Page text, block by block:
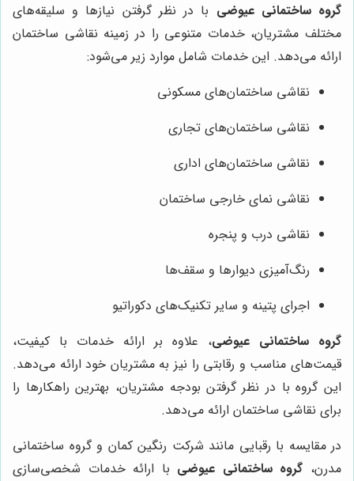
گروه ساختمانی عیوضی با در نظر گرفتن نیازها و سلیقه‌های
مختلف مشتریان، خدمات متنوعی را در زمینه نقاشی ساختمان
ارائه می‌دهد. این خدمات شامل موارد زیر می‌شود:
نقاشی ساختمان‌های مسکونی
نقاشی ساختمان‌های تجاری
نقاشی ساختمان‌های اداری
نقاشی نمای خارجی ساختمان
نقاشی درب و پنجره
رنگ‌آمیزی دیوارها و سقف‌ها
اجرای پتینه و سایر تکنیک‌های دکوراتیو
گروه ساختمانی عیوضی، علاوه بر ارائه خدمات با کیفیت،
قیمت‌های مناسب و رقابتی را نیز به مشتریان خود ارائه می‌دهد.
این گروه با در نظر گرفتن بودجه مشتریان، بهترین راهکارها را
برای نقاشی ساختمان ارائه می‌دهد.
در مقایسه با رقبایی مانند شرکت رنگین کمان و گروه ساختمانی
مدرن، گروه ساختمانی عیوضی با ارائه خدمات شخصی‌سازی